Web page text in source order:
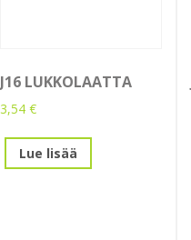
J16 LUKKOLAATTA
3,54 €
Lue lisää